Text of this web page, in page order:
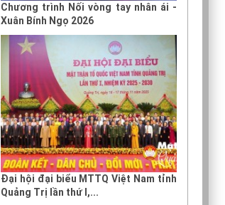
Chương trình Nối vòng tay nhân ái -
Xuân Bính Ngọ 2026
Đại hội đại biểu MTTQ Việt Nam tỉnh
Quảng Trị lần thứ I,...